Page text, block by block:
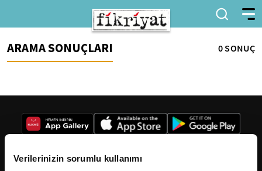
Verilerinizin sorumlu kullanımı
ARAMA SONUÇLARI 0 SONUÇ